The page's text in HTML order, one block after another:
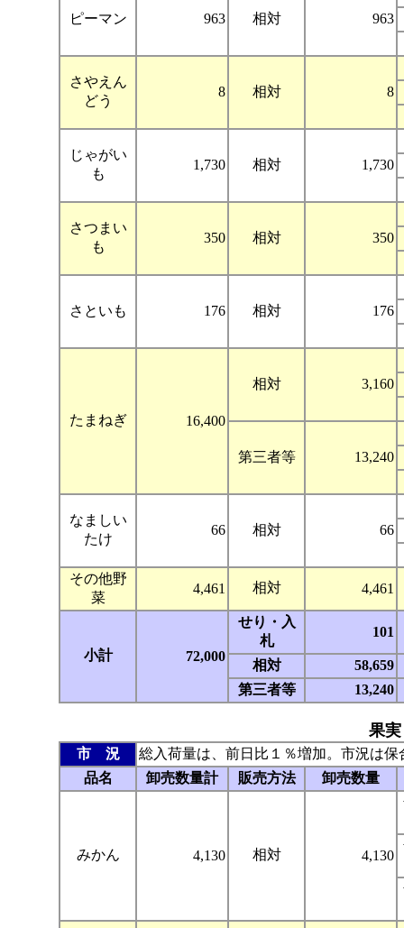
ピーマン 963 相対 963
さやえん
どう
8 相対 8
じゃがい
も
1,730 相対 1,730
さつまい
も
350 相対 350
さといも 176 相対 176
たまねぎ 16,400
相対 3,160
第三者等 13,240
なましい
たけ
66 相対 66
その他野
菜
4,461 相対 4,461
小計 72,000
せり・入
札
101
相対
58,659
第三者等
13,240
果
市 況
総入荷量は、前日比１％増加。市況は保
品名
卸売数量計 販売方法 卸売数量
みかん 4,130 相対 4,130